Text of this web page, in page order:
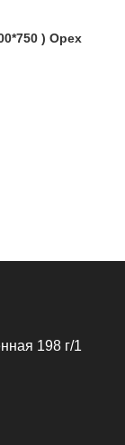
) Орех
198 г/1